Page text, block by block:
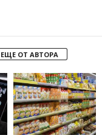
ЕЩЕ ОТ АВТОРА